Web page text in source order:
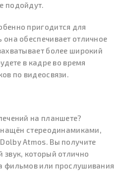
подойдут.
пригодится для
обеспечивает отличное
более широкий
в кадре во время
по видеосвязи.
на планшете?
стереодинамиками,
Atmos. Вы получите
который отлично
фильмов или прослушивания